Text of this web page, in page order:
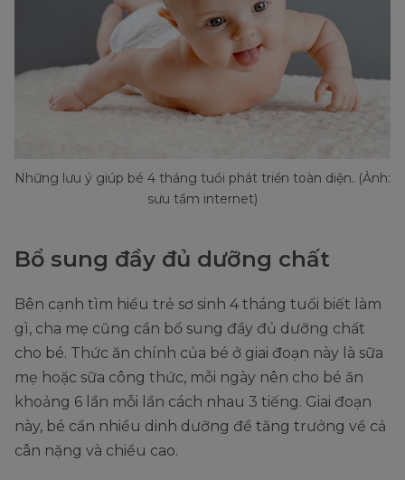
Những lưu ý giúp bé 4 tháng tuổi phát triển toàn diện. (Ảnh:
sưu tầm internet)
Bổ sung đầy đủ dưỡng chất
Bên cạnh tìm hiểu trẻ sơ sinh 4 tháng tuổi biết làm
gì, cha mẹ cũng cần bổ sung đầy đủ dưỡng chất
cho bé. Thức ăn chính của bé ở giai đoạn này là sữa
mẹ hoặc sữa công thức, mỗi ngày nên cho bé ăn
khoảng 6 lần mỗi lần cách nhau 3 tiếng. Giai đoạn
này, bé cần nhiều dinh dưỡng để tăng trưởng về cả
cân nặng và chiều cao.